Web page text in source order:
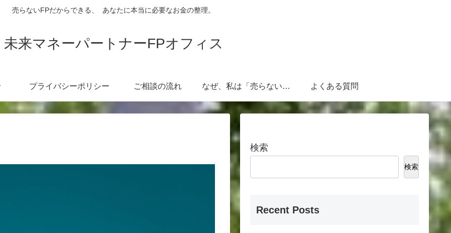
売らないFPだからできる、 あなたに本当に必要なお金の整理。
未来マネーパートナーFPオフィス
プライバシーポリシー ご相談の流れ なぜ、私は「売らないFP」なのか よくある質問
検索
検索
Recent Posts